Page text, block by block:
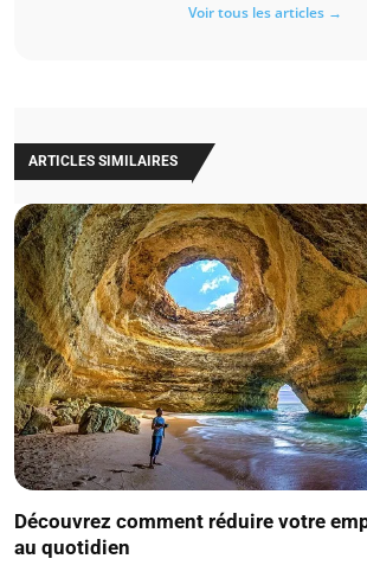
Voir tous les articles →
ARTICLES SIMILAIRES
Découvrez comment réduire votre
au quotidien